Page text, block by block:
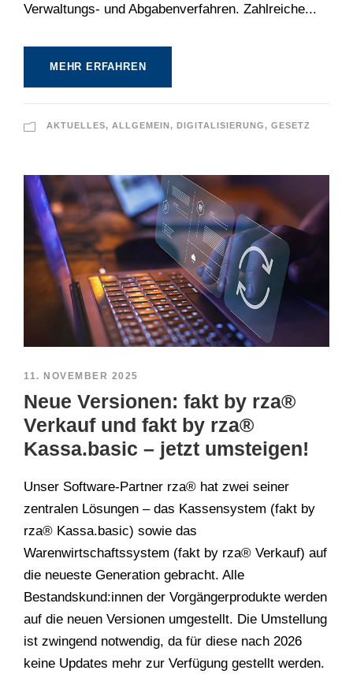
Verwaltungs- und Abgabenverfahren. Zahlreiche...
MEHR ERFAHREN
AKTUELLES, ALLGEMEIN, DIGITALISIERUNG, GESETZ
11. NOVEMBER 2025
Neue Versionen: fakt by rza®
Verkauf und fakt by rza®
Kassa.basic – jetzt umsteigen!
Unser Software-Partner rza® hat zwei seiner
zentralen Lösungen – das Kassensystem (fakt by
rza® Kassa.basic) sowie das
Warenwirtschaftssystem (fakt by rza® Verkauf) auf
die neueste Generation gebracht. Alle
Bestandskund:innen der Vorgängerprodukte werden
auf die neuen Versionen umgestellt. Die Umstellung
ist zwingend notwendig, da für diese nach 2026
keine Updates mehr zur Verfügung gestellt werden.